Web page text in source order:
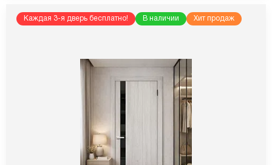
Каждая 3-я дверь бесплатно! В наличии Хит продаж